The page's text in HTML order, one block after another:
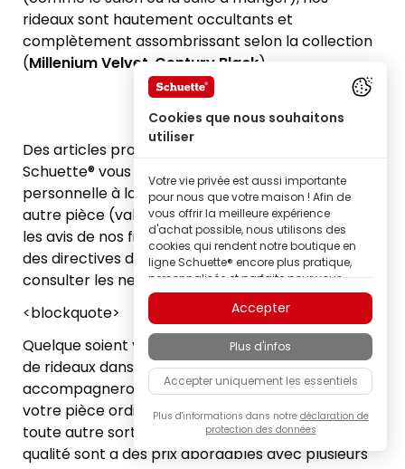
rideaux sont hautement occultants et
complètement assombrissant selon la collection
(Millenium Velvet Century Black).
Des articles produits sur mesure, le rideau
Schuette® vous permet d'apporter votre touche
personnelle à la déco en cuisine comme dans une
autre pièce (valable pour le store aussi). A travers
les avis de nos fidèles clients, nous vous donnons
des directives dans cet article qui vous évitent de
consulter les newsletters.
<blockquote>
Quelque soient vos idées de décoration, nos offres
de rideaux dans les couleurs intemporelles vous
accompagneront dans vos cuisines comme dans
votre pièce ordinaire, sur la fenêtre, la porte ou
toute autre sorte d'ouverture. Ces produits de
qualité sont a des prix abordables avec plusieurs
Cookies que nous souhaitons
utiliser
Votre vie privée est aussi importante
pour nous que votre maison ! Afin de
vous offrir la meilleure expérience
d'achat possible, nous utilisons des
cookies qui rendent notre boutique en
ligne Schuette® encore plus pratique,
personnalisée et parfaite pour vous –
tout cela pour que vous puissiez
découvrir les produits de la marque
Schuette® dans la meilleure qualité.
Certains de ces cookies sont
nécessaires au bon fonctionnement de
notre boutique Schuette® ; d’autres nous
permettent d’adapter naturellement le
contenu à vos centres d'intérêt grâce à
la personnalisation des annonces, ou
encore de participer de manière
totalement anonyme à l'analyse du
Accepter
Plus d'infos
Accepter uniquement les essentiels
Plus d'informations dans notre déclaration de
protection des données